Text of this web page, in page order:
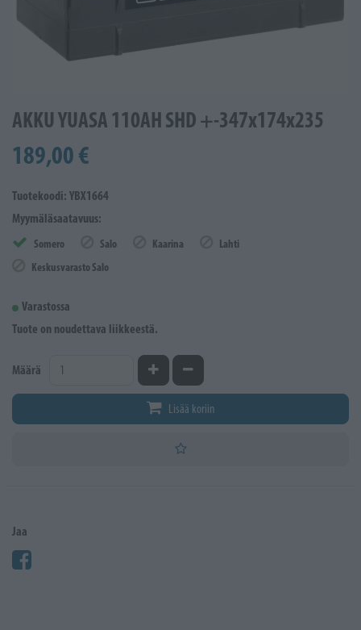
AKKU YUASA 110AH SHD +-347x174x235
189,00 €
Tuotekoodi: YBX1664
Myymäläsaatavuus:
Somero Salo Kaarina
Lahti
Keskusvarasto Salo
Varastossa
Tuote on noudettava liikkeestä.
Määrä Kasvata määrääVähennä määrää
Lisää koriin
Jaa